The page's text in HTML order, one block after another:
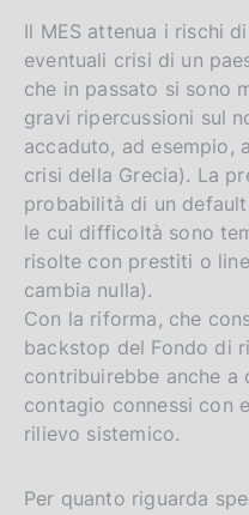
Il MES attenua i rischi
eventuali crisi di un
che in passato si sono
gravi ripercussioni sul
accaduto, ad esempio,
crisi della Grecia). La
probabilità di un
le cui difficoltà sono
risolte con prestiti o
cambia nulla).
Con la riforma, che
backstop del Fondo di
contribuirebbe anche a
contagio connessi con
rilievo sistemico.
Per quanto riguarda